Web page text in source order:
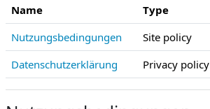
Name Type
Nutzungsbedingungen
Site policy
Datenschutzerklärung
Privacy policy